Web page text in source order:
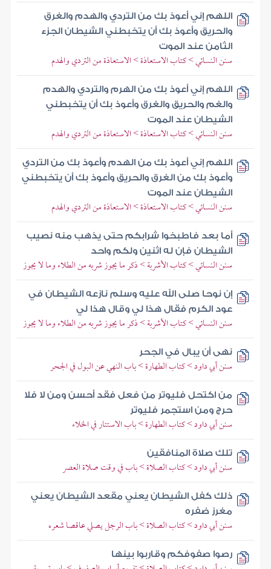
اللهم إني أعوذ بك من التردي والهدم والغرق
والحريق وأعوذ بك أن يتخبطني الشيطان الجزء
الثامن عند الموت
سنن النسائي > كتاب الاستعاذة > الاستعاذة من التردي والهدم
اللهم إني أعوذ بك من الهرم والتردي والهدم
والغم والحريق والغرق وأعوذ بك أن يتخبطني
الشيطان عند الموت
سنن النسائي > كتاب الاستعاذة > الاستعاذة من التردي والهدم
اللهم إني أعوذ بك من الهدم وأعوذ بك من التردي
وأعوذ بك من الغرق والحريق وأعوذ بك أن يتخبطني
الشيطان عند الموت
سنن النسائي > كتاب الاستعاذة > الاستعاذة من التردي والهدم
أما بعد فاطبخوا شرابكم حتى يذهب منه نصيب
الشيطان فإن له اثنين ولكم واحد
سنن النسائي > كتاب الأشربة > ذكر ما يجوز شربه من الطلاء وما لا يجوز
إن نوحا صلى الله عليه وسلم نازعه الشيطان في
عود الكرم فقال هذا لي وقال هذا لي
سنن النسائي > كتاب الأشربة > ذكر ما يجوز شربه من الطلاء وما لا يجوز
نهى أن يبال في الجحر
سنن أبي داود > كتاب الطهارة > باب النهي عن البول في الجحر
من اكتحل فليوتر من فعل فقد أحسن ومن لا فلا
حرج ومن استجمر فليوتر
سنن أبي داود > كتاب الطهارة > باب الاستتار في الخلاء
تلك صلاة المنافقين
سنن أبي داود > كتاب الصلاة > باب في وقت صلاة العصر
ذلك كفل الشيطان يعني مقعد الشيطان يعني
مغرز ضفره
سنن أبي داود > كتاب الصلاة > باب الرجل يصلي عاقصا شعره
رصوا صفوفكم وقاربوا بينها